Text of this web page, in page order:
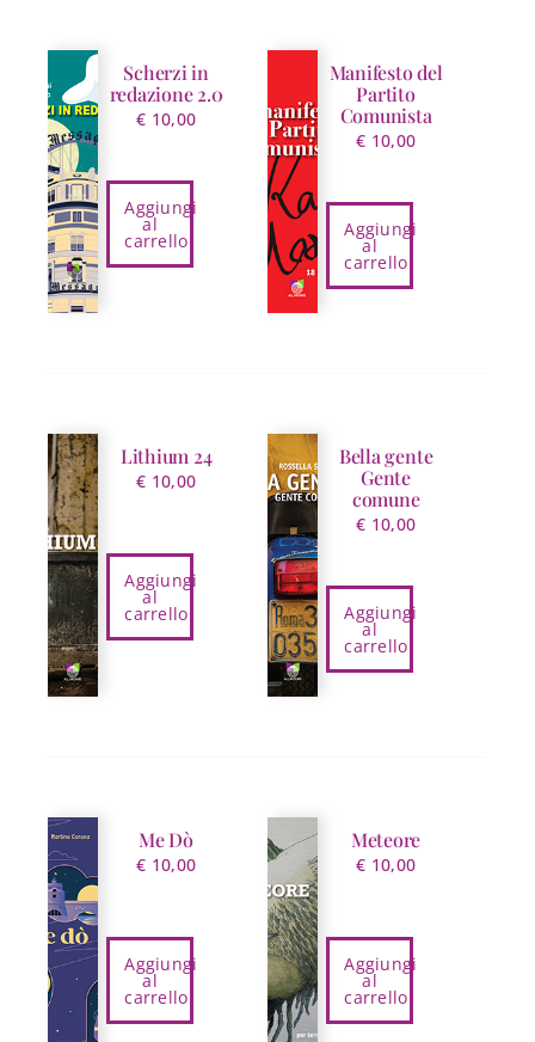
Scherzi in
redazione 2.0
€ 10,00
Aggiungi
al
carrello
Manifesto del
Partito
Comunista
€ 10,00
Aggiungi
al
carrello
Lithium 24
€ 10,00
Aggiungi
al
carrello
Bella gente
Gente
comune
€ 10,00
Aggiungi
al
carrello
Me Dò
€ 10,00
Aggiungi
al
carrello
Meteore
€ 10,00
Aggiungi
al
carrello